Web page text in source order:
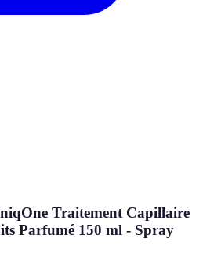
Traitement Capillaire
Parfumé 150 ml - Spray